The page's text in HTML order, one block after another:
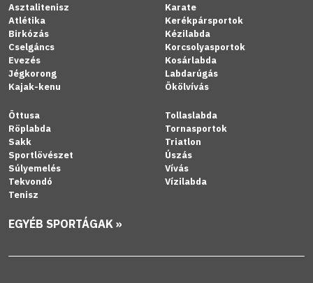
Asztalitenisz
Atlétika
Birkózás
Cselgáncs
Evezés
Jégkorong
Kajak-kenu
Karate
Kerékpársportok
Kézilabda
Korcsolyasportok
Kosárlabda
Labdarúgás
Ökölvívás
Öttusa
Röplabda
Sakk
Sportlövészet
Súlyemelés
Tekvondó
Tenisz
Tollaslabda
Tornasportok
Triatlon
Úszás
Vívás
Vízilabda
EGYÉB SPORTÁGAK »